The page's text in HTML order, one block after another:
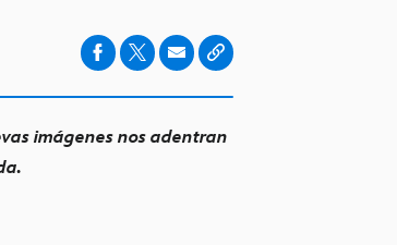
imágenes nos adentran